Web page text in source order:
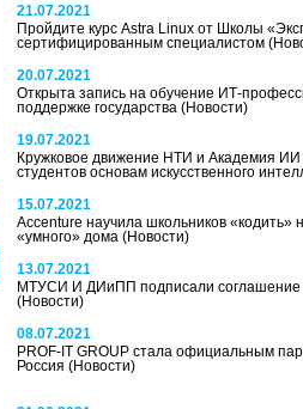
21.07.2021
Пройдите курс Astra Linux от Школы
сертифицированным специалистом
20.07.2021
Открыта запись на обучение ИТ-
поддержке государства (Новости)
19.07.2021
Кружковое движение НТИ и Академия ИИ
студентов основам искусственного
15.07.2021
Accenture научила школьников «кодить»
«умного» дома (Новости)
13.07.2021
МТУСИ И ДИиПП подписали соглашение
(Новости)
08.07.2021
PROF-IT GROUP стала официальным
Россия (Новости)